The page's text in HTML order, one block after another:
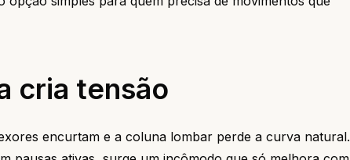
cria tensão
encurtam e a coluna lombar perde a curva natural.